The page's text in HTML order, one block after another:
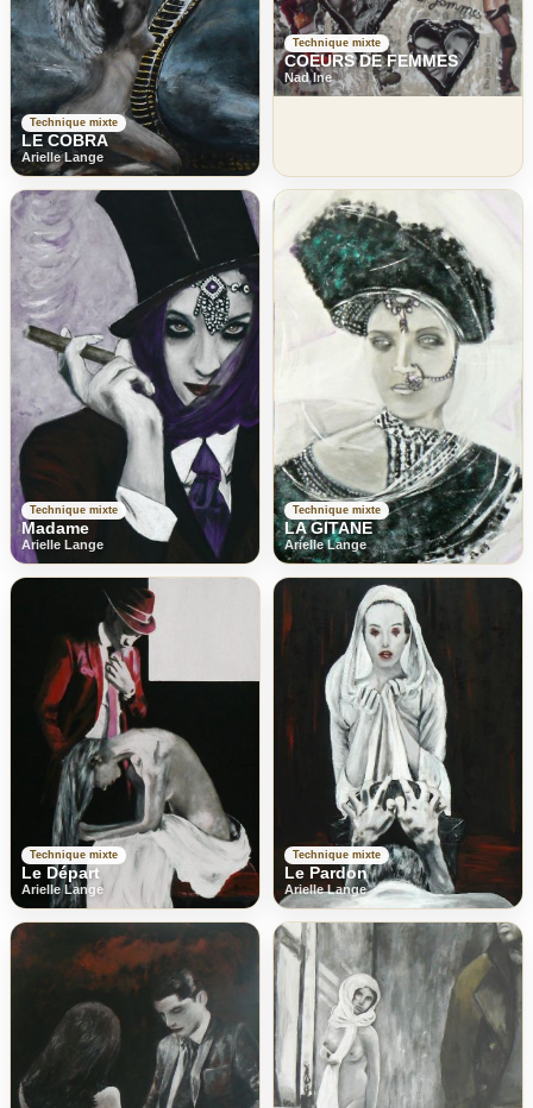
Technique mixte
LE COBRA
Arielle Lange
Technique mixte
COEURS DE FEMMES
Nad Ine
Technique mixte
Madame
Arielle Lange
Technique mixte
LA GITANE
Arielle Lange
Technique mixte
Le Départ
Arielle Lange
Technique mixte
Le Pardon
Arielle Lange